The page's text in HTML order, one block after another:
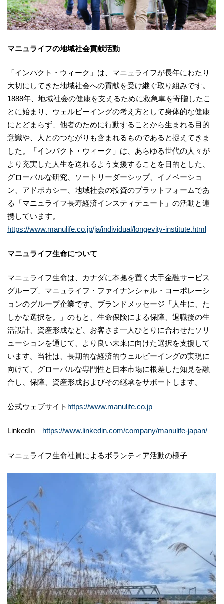
マニュライフの地域社会貢献活動
「インパクト・ウィーク」は、マニュライフが長年にわたり
大切にしてきた地域社会への貢献を受け継ぐ取り組みです。
1888年、地域社会の健康を支えるために救急車を寄贈したこ
とに始まり、ウェルビーイングの考え方として身体的な健康
にとどまらず、他者のために行動することから生まれる目的
意識や、人とのつながりも含まれるものであると捉えてきま
した。「インパクト・ウィーク」は、あらゆる世代の人々が
より充実した人生を送れるよう支援することを目的とした、
グローバルな研究、ソートリーダーシップ、イノベーショ
ン、アドボカシー、地域社会の投資のプラットフォームであ
る「マニュライフ長寿経済インスティテュート」の活動と連
携しています。
https://www.manulife.co.jp/ja/individual/longevity-institute.html
マニュライフ生命について
マニュライフ生命は、カナダに本拠を置く大手金融サービス
グループ、マニュライフ・ファイナンシャル・コーポレーシ
ョンのグループ企業です。ブランドメッセージ「人生に、た
しかな選択を。」のもと、生命保険による保障、退職後の生
活設計、資産形成など、お客さま一人ひとりに合わせたソリ
ューションを通じて、より良い未来に向けた選択を支援して
います。当社は、長期的な経済的ウェルビーイングの実現に
向けて、グローバルな専門性と日本市場に根差した知見を融
合し、保障、資産形成およびその継承をサポートします。
公式ウェブサイト https://www.manulife.co.jp
LinkedIn https://www.linkedin.com/company/manulife-japan/
マニュライフ生命社員によるボランティア活動の様子